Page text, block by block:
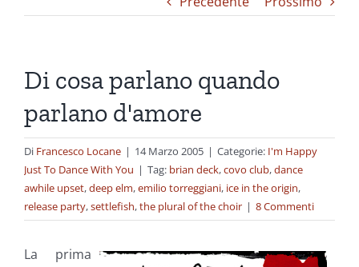
Di cosa parlano quando
parlano d'amore
Di Francesco Locane | 14 Marzo 2005 | Categorie: I'm Happy
Just To Dance With You | Tag: brian deck,covo club,dance
awhile upset,deep elm,emilio torreggiani, ice in the origin,
release party,settlefish,the plural of the choir | 8 Commenti
La prima